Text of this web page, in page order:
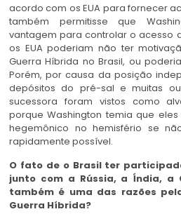
acordo com os EUA para fornecer
também permitisse que
vantagem para controlar o acesso
os EUA poderiam não ter
Guerra Híbrida no Brasil, ou
Porém, por causa da posição
depósitos do pré-sal e muitas
sucessora foram vistos como
porque Washington temia que
hegemônico no hemisfério se
rapidamente possível.
O fato de o Brasil ter
junto com a Rússia, a Índia, a
também é uma das razões
Guerra Híbrida?